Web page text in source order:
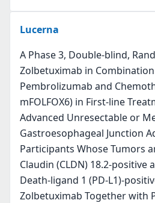
Lucerna
A Phase 3, Double-blind,
Zolbetuximab in
Pembrolizumab and
mFOLFOX6) in First-line
Advanced Unresectable or
Gastroesophageal Junction
Participants Whose Tumors
Claudin (CLDN) 18.2-positive
Death-ligand 1 (PD-L1)-
Zolbetuximab Together with